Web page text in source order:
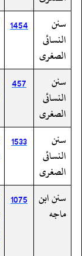
سنن
النسائى
الصغرى
1454
سنن
النسائى
الصغرى
457
سنن
النسائى
الصغرى
1533
سنن ابن
ماجه
1075